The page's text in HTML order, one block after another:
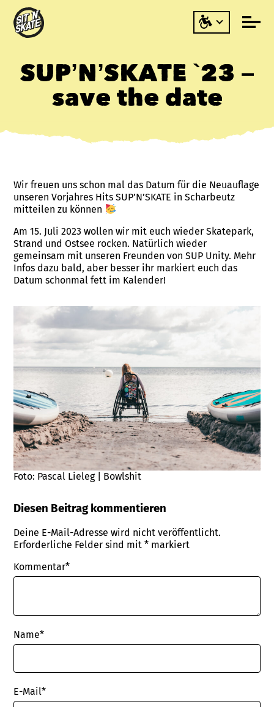
SUP’N’SKATE `23 –
save the date
Wir freuen uns schon mal das Datum für die Neuauflage
unseren Vorjahres Hits SUP’N’SKATE in Scharbeutz
mitteilen zu können
Am 15. Juli 2023 wollen wir mit euch wieder Skatepark,
Strand und Ostsee rocken. Natürlich wieder
gemeinsam mit unseren Freunden von SUP Unity. Mehr
Infos dazu bald, aber besser ihr markiert euch das
Datum schonmal fett im Kalender!
Foto: Pascal Lieleg | Bowlshit
Diesen Beitrag kommentieren
Deine E-Mail-Adresse wird nicht veröffentlicht.
Erforderliche Felder sind mit* markiert
Kommentar*
Name*
E-Mail*